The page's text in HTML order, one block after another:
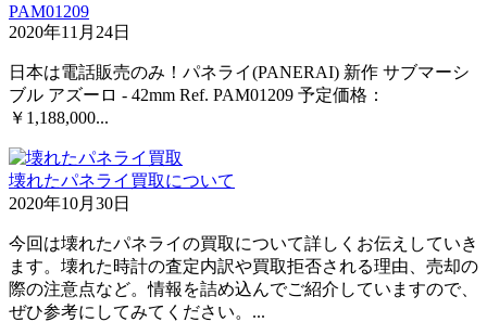
PAM01209
2020年11月24日
日本は電話販売のみ！パネライ(PANERAI) 新作 サブマーシ
ブル アズーロ - 42mm Ref. PAM01209 予定価格：
￥1,188,000...
壊れたパネライ買取について
2020年10月30日
今回は壊れたパネライの買取について詳しくお伝えしていき
ます。壊れた時計の査定内訳や買取拒否される理由、売却の
際の注意点など。情報を詰め込んでご紹介していますので、
ぜひ参考にしてみてください。...